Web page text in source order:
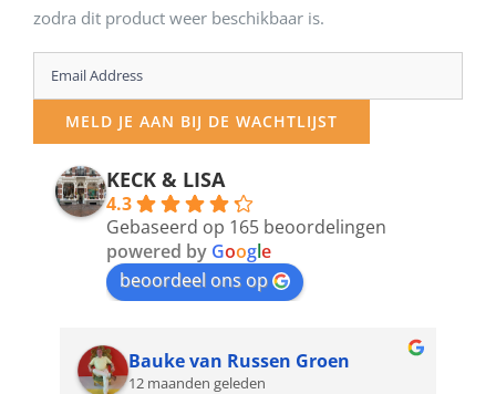
zodra dit product weer beschikbaar is.
Enter
your
email
address
MELD JE AAN BIJ DE WACHTLIJST
KECK & LISA
4.3
Gebaseerd op 165 beoordelingen
powered by Google
beoordeel ons op
Bauke van Russen Groen
12 maanden geleden